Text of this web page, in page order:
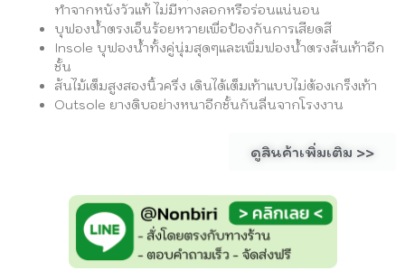
ทำจากหนังวัวแท้ ไม่มีทางลอกหรือร่อนแน่นอน
บุฟองน้ำตรงเอ็นร้อยหวายเพื่อป้องกันการเสียดสี
Insole บุฟองน้ำทั้งคู่นุ่มสุดๆและเพิ่มฟองน้ำตรงส้นเท้าอีก
ชั้น
ส้นไม้เต็มสูงสองนิ้วครึ่ง เดินได้เต็มเท้าแบบไม่ต้องเกร็งเท้า
Outsole ยางดิบอย่างหนาอีกชั้นกันลื่นจากโรงงาน
ดูสินค้าเพิ่มเติม >>